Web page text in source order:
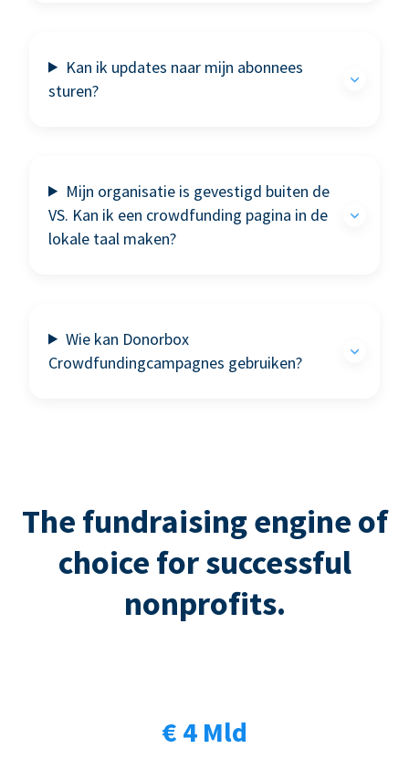
Kan ik updates naar mijn abonnees
sturen?
Mijn organisatie is gevestigd buiten de
VS. Kan ik een crowdfunding pagina in de
lokale taal maken?
Wie kan Donorbox
Crowdfundingcampagnes gebruiken?
The fundraising engine of
choice for successful
nonprofits.
€ 4 Mld